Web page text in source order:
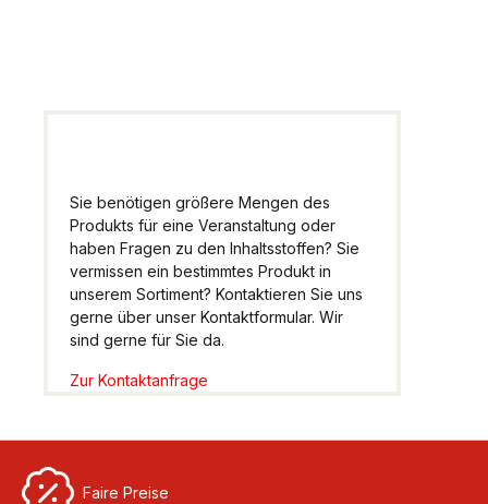
Sie benötigen größere Mengen des
Produkts für eine Veranstaltung oder
haben Fragen zu den Inhaltsstoffen? Sie
vermissen ein bestimmtes Produkt in
unserem Sortiment? Kontaktieren Sie uns
gerne über unser Kontaktformular. Wir
sind gerne für Sie da.
Zur Kontaktanfrage
Faire Preise